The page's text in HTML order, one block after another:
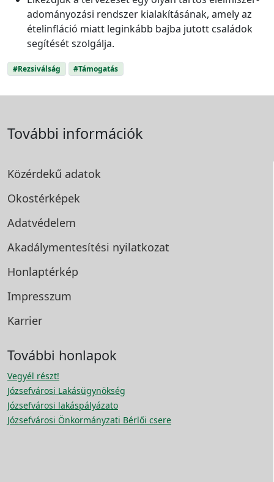
adományozási rendszer kialakításának, amely az
ételinfláció miatt leginkább bajba jutott családok
segítését szolgálja.
#Rezsiválság #Támogatás
További információk
Közérdekű adatok
Okostérképek
Adatvédelem
Akadálymentesítési nyilatkozat
Honlaptérkép
Impresszum
Karrier
További honlapok
Vegyél részt!
Józsefvárosi Lakásügynökség
Józsefvárosi lakáspályázato
Józsefvárosi Önkormányzati Bérlői csere